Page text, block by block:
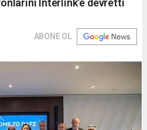
Interlink’e devretti
ABONE OL